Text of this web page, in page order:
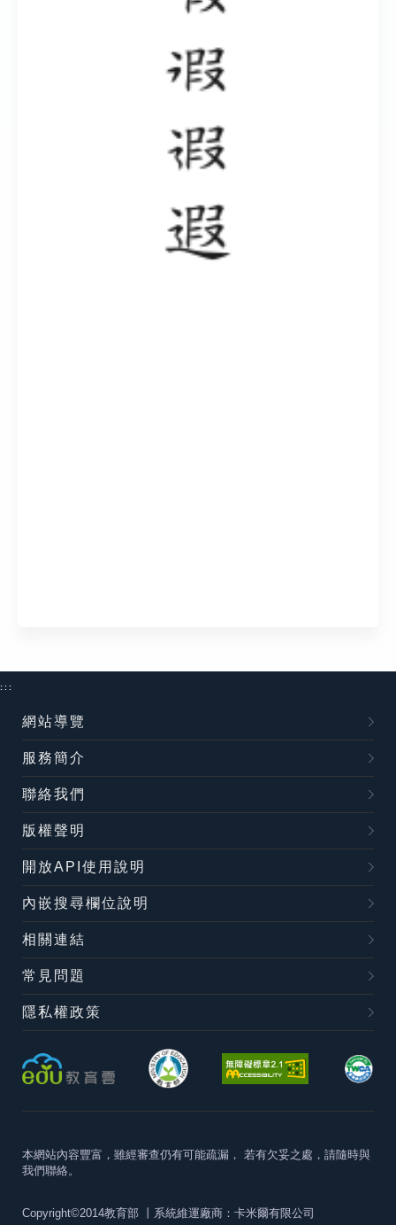
:::
網站導覽
服務簡介
聯絡我們
版權聲明
開放API使用說明
內嵌搜尋欄位說明
相關連結
常見問題
隱私權政策
本網站內容豐富，雖經審查仍有可能疏漏， 若有欠妥之處，請隨時與
我們聯絡。
Copyright©2014教育部 丨系統維運廠商：卡米爾有限公司